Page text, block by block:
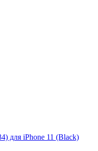
для iPhone 11 (Black)